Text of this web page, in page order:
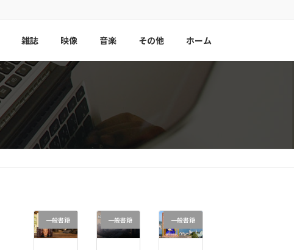
雑誌 映像 音楽 その他 ホーム
一般書籍 一般書籍 一般書籍